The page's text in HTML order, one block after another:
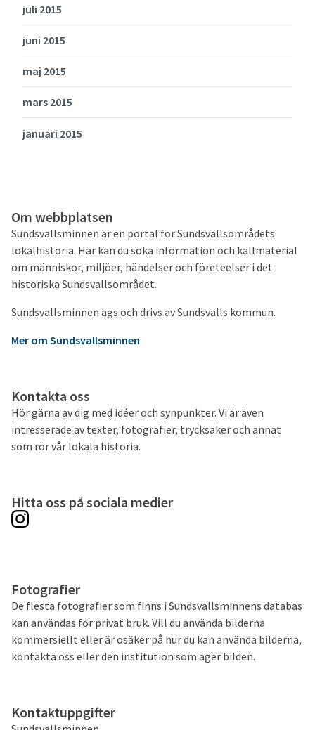
juli 2015
juni 2015
maj 2015
mars 2015
januari 2015
Om webbplatsen
Sundsvallsminnen är en portal för Sundsvallsområdets
lokalhistoria. Här kan du söka information och källmaterial
om människor, miljöer, händelser och företeelser i det
historiska Sundsvallsområdet.
Sundsvallsminnen ägs och drivs av Sundsvalls kommun.
Mer om Sundsvallsminnen
Kontakta oss
Hör gärna av dig med idéer och synpunkter. Vi är även
intresserade av texter, fotografier, trycksaker och annat
som rör vår lokala historia.
Hitta oss på sociala medier
Fotografier
De flesta fotografier som finns i Sundsvallsminnens databas
kan användas för privat bruk. Vill du använda bilderna
kommersiellt eller är osäker på hur du kan använda bilderna,
kontakta oss eller den institution som äger bilden.
Kontaktuppgifter